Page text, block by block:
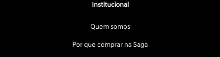
Institucional
Quem somos
Por que comprar na Saga